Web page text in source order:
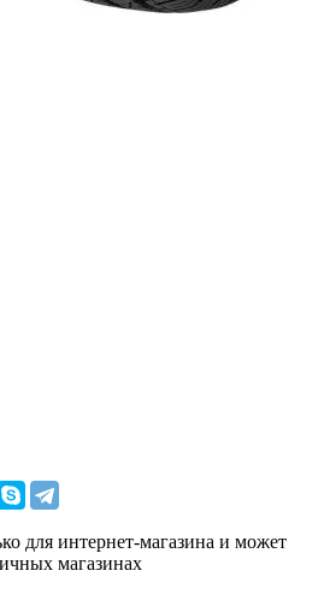
для интернет-магазина и может
магазинах